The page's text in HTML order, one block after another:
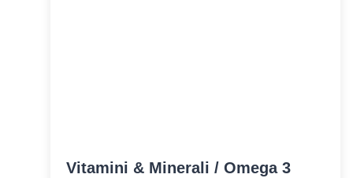
Vitamini & Minerali / Omega 3